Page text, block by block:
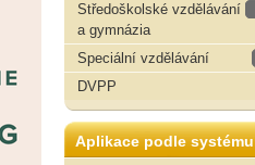
Středoškolské vzdělávání
a gymnázia
Speciální vzdělávání
DVPP
Aplikace podle systému